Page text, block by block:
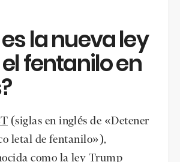
la nueva ley
fentanilo en
(siglas en inglés de «Detener
letal de fentanilo»),
como la ley Trump